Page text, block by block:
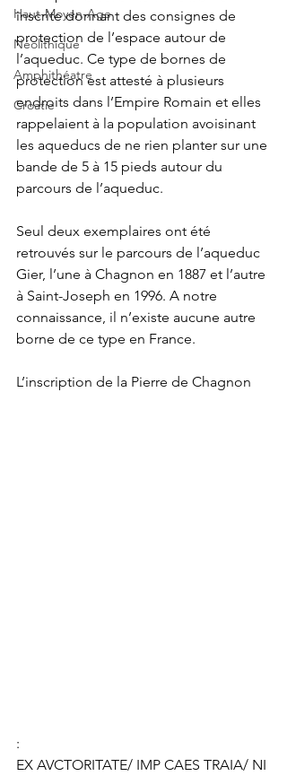
Haut-Moyen-Age
Néolithique
Amphithéatre
Croatie
inscrite donnant des consignes de
protection de l’espace autour de
l’aqueduc. Ce type de bornes de
protection est attesté à plusieurs
endroits dans l’Empire Romain et elles
rappelaient à la population avoisinant
les aqueducs de ne rien planter sur une
bande de 5 à 15 pieds autour du
parcours de l’aqueduc.
Seul deux exemplaires ont été
retrouvés sur le parcours de l’aqueduc
Gier, l’une à Chagnon en 1887 et l’autre
à Saint-Joseph en 1996. A notre
connaissance, il n’existe aucune autre
borne de ce type en France.
L’inscription de la Pierre de Chagnon
:
EX AVCTORITATE/ IMP CAES TRAIA/ NI